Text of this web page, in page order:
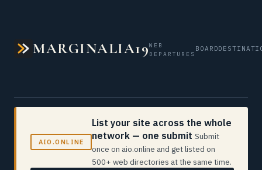
MARGINALIA19WEB
DEPARTURES
BOARD
AIO.ONLINE
List your site across the whole
network — one submit Submit
once on aio.online and get listed on
500+ web directories at the same time.